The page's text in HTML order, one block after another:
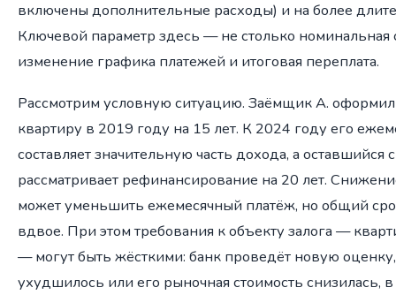
включены дополнительные расходы) и на более
Ключевой параметр здесь — не столько номинальная
изменение графика платежей и итоговая переплата.
Рассмотрим условную ситуацию. Заёмщик А.
квартиру в 2019 году на 15 лет. К 2024 году его
составляет значительную часть дохода, а
рассматривает рефинансирование на 20 лет.
может уменьшить ежемесячный платёж, но общий
вдвое. При этом требования к объекту залога —
— могут быть жёсткими: банк проведёт новую
ухудшилось или его рыночная стоимость снизилась,